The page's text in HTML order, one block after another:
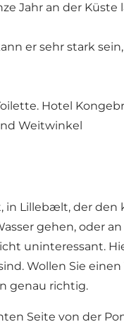
Jahr an der Küste
er sehr stark
Hotel
Weitwinkel
in Lillebælt, der den
gehen, oder
uninteressant.
Wollen Sie
genau richtig.
Seite von der